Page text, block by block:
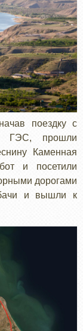
поездку с
ГЭС, прошли
Каменная
и посетили
дорогами
и вышли к